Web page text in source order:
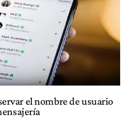
el nombre de usuario